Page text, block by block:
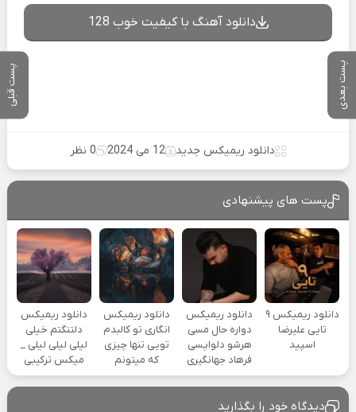
پست بعدی پست قبلی
دانلود آهنگ با کیفیت خوب 128
دانلود ریمیکس جدید 12 می 2024 0 نظر
پست های پیشنهادی
دانلود ریمیکس ۹
تایی علیرضا
اسپید
دانلود ریمیکس
دواره حال مسی
هرشو دلواپسی
فرهاد جهانگیری
دانلود ریمیکس
انگاری تو کالبدم
تویی تنها چیزی
که میتونم
دانلود ریمیکس
دلتنگتم خیلی
لیلی لیلی لیلی _
میکس ترکیبی
دیدگاه خود را بگذارید